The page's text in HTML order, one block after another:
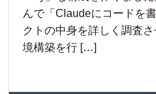
んで「Claudeにコードを
クトの中身を詳しく調査
境構築を行 […]